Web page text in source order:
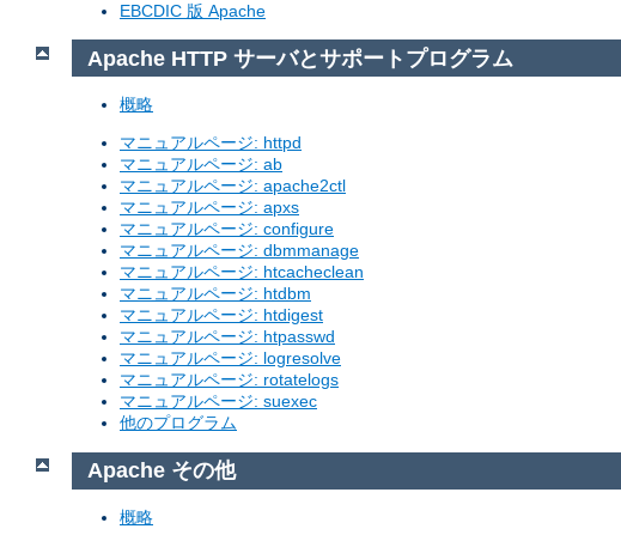
EBCDIC 版 Apache
Apache HTTP サーバとサポートプログラム
概略
マニュアルページ: httpd
マニュアルページ: ab
マニュアルページ: apache2ctl
マニュアルページ: apxs
マニュアルページ: configure
マニュアルページ: dbmmanage
マニュアルページ: htcacheclean
マニュアルページ: htdbm
マニュアルページ: htdigest
マニュアルページ: htpasswd
マニュアルページ: logresolve
マニュアルページ: rotatelogs
マニュアルページ: suexec
他のプログラム
Apache その他
概略